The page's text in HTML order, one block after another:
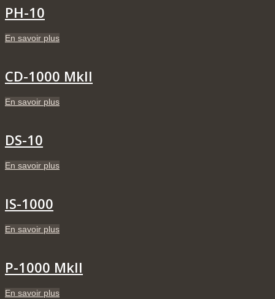
PH-10
En savoir plus
CD-1000 MkII
En savoir plus
DS-10
En savoir plus
IS-1000
En savoir plus
P-1000 MkII
En savoir plus